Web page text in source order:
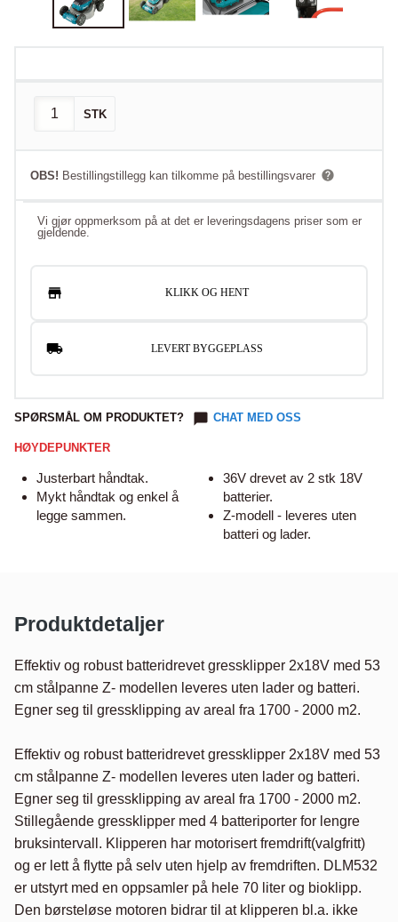
STK
OBS! Bestillingstillegg kan tilkomme på bestillingsvarer
Vi gjør oppmerksom på at det er leveringsdagens priser som er
gjeldende.
KLIKK OG HENT
LEVERT BYGGEPLASS
SPØRSMÅL OM PRODUKTET? CHAT MED OSS
HØYDEPUNKTER
Justerbart håndtak.
Mykt håndtak og enkel å
legge sammen.
36V drevet av 2 stk 18V
batterier.
Z-modell - leveres uten
batteri og lader.
Produktdetaljer
Effektiv og robust batteridrevet gressklipper 2x18V med 53
cm stålpanne Z- modellen leveres uten lader og batteri.
Egner seg til gressklipping av areal fra 1700 - 2000 m2.
Effektiv og robust batteridrevet gressklipper 2x18V med 53
cm stålpanne Z- modellen leveres uten lader og batteri.
Egner seg til gressklipping av areal fra 1700 - 2000 m2.
Stillegående gressklipper med 4 batteriporter for lengre
bruksintervall. Klipperen har motorisert fremdrift(valgfritt)
og er lett å flytte på selv uten hjelp av fremdriften. DLM532
er utstyrt med en oppsamler på hele 70 liter og bioklipp.
Den børsteløse motoren bidrar til at klipperen bl.a. ikke